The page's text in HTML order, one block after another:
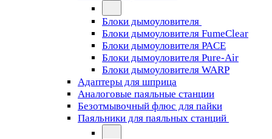
Блоки дымоуловителя
Блоки дымоуловителя FumeClear
Блоки дымоуловителя PACE
Блоки дымоуловителя Pure-Air
Блоки дымоуловителя WARP
Адаптеры для шприца
Аналоговые паяльные станции
Безотмывочный флюс для пайки
Паяльники для паяльных станций